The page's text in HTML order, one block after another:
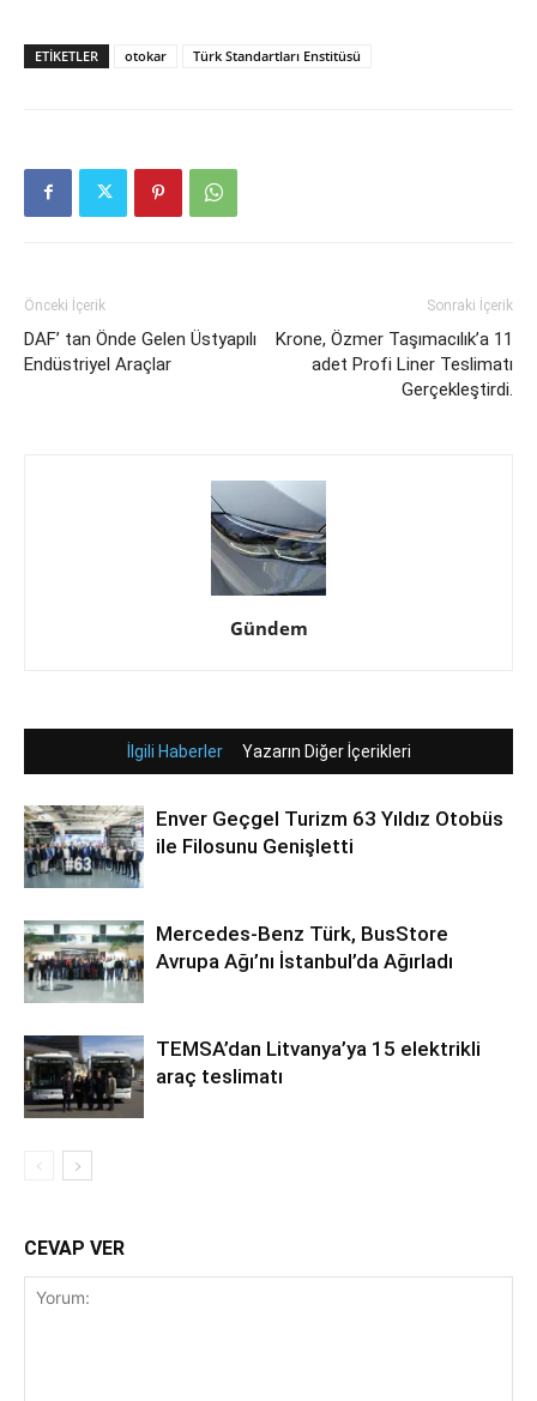
ETIKETLER otokar Türk Standartları Enstitüsü
Önceki İçerik
DAF’ tan Önde Gelen Üstyapılı
Endüstriyel Araçlar
Sonraki İçerik
Krone, Özmer Taşımacılık’a 11
adet Profi Liner Teslimatı
Gerçekleştirdi.
Gündem
İlgili Haberler Yazarın Diğer İçerikleri
Enver Geçgel Turizm 63 Yıldız Otobüs
ile Filosunu Genişletti
Mercedes-Benz Türk, BusStore
Avrupa Ağı’nı İstanbul’da Ağırladı
TEMSA’dan Litvanya’ya 15 elektrikli
araç teslimatı
CEVAP VER